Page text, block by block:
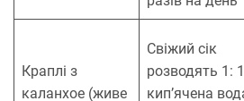
Краплі з
каланхое (живе
Свіжий сік
розводять 1:
кип’ячена